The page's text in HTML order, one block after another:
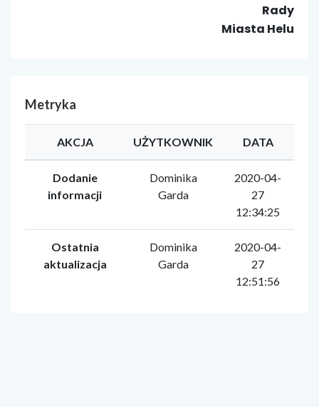
Rady
Miasta Helu
Metryka
AKCJA UŻYTKOWNIK DATA
Dodanie
informacji
Dominika
Garda
2020-04-
27
12:34:25
Ostatnia
aktualizacja
Dominika
Garda
2020-04-
27
12:51:56